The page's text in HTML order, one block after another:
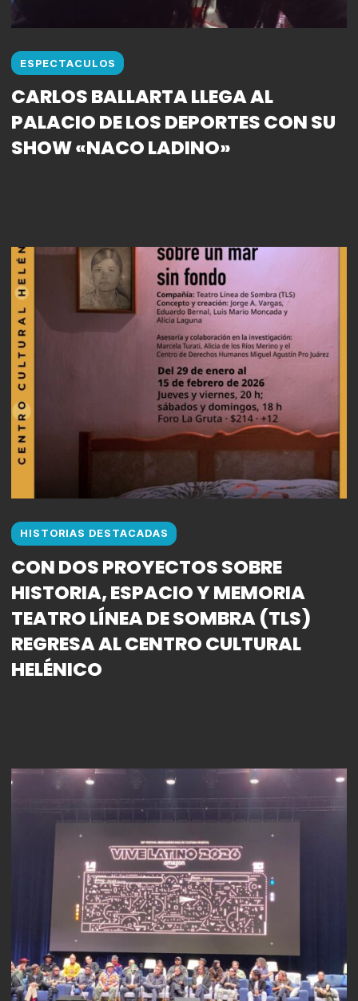
ESPECTACULOS
CARLOS BALLARTA LLEGA AL
PALACIO DE LOS DEPORTES CON SU
SHOW «NACO LADINO»
HISTORIAS DESTACADAS
CON DOS PROYECTOS SOBRE
HISTORIA, ESPACIO Y MEMORIA
TEATRO LÍNEA DE SOMBRA (TLS)
REGRESA AL CENTRO CULTURAL
HELÉNICO